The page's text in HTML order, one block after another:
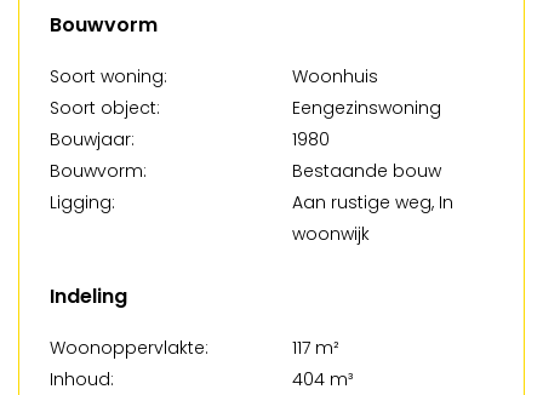
Bouwvorm
Soort woning:
Woonhuis
Soort object:
Eengezinswoning
Bouwjaar:
1980
Bouwvorm:
Bestaande bouw
Ligging:
Aan rustige weg, In
woonwijk
Indeling
Woonoppervlakte:
117 m²
Inhoud:
404 m³